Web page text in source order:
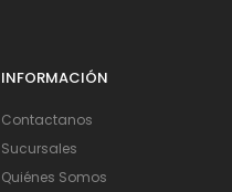
INFORMACIÓN
Contactanos
Sucursales
Quiénes Somos